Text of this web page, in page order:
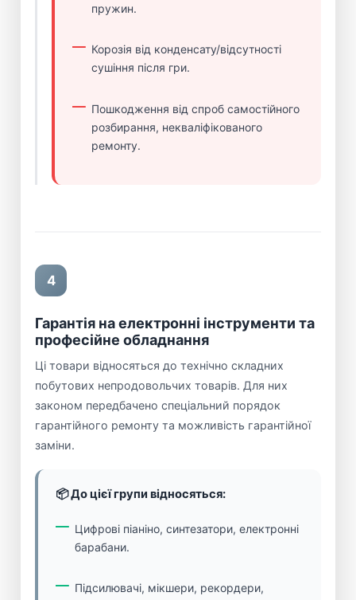
пружин.
Корозія від конденсату/відсутності
сушіння після гри.
Пошкодження від спроб самостійного
розбирання, некваліфікованого
ремонту.
4
Гарантія на електронні інструменти та
професійне обладнання
Ці товари відносяться до технічно складних
побутових непродовольчих товарів. Для них
законом передбачено спеціальний порядок
гарантійного ремонту та можливість гарантійної
заміни.
📦 До цієї групи відносяться:
Цифрові піаніно, синтезатори, електронні
барабани.
Підсилювачі, мікшери, рекордери,